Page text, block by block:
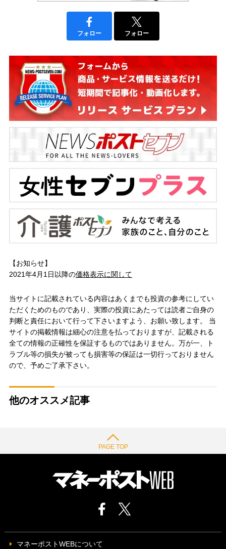
フォロー フォロー
【お知らせ】
2021年4月1日以降の価格表示に関して
当サイトに記載されている内容はあくまでも投資の参考にしてい
ただくためのものであり、実際の投資にあたっては読者ご自身の
判断と責任において行って下さいますよう、お願い致します。 当
サイトの掲載情報は細心の注意を払っておりますが、記載される
全ての情報の正確性を保証するものではありません。万が一、ト
ラブル等の損失が被っても損害等の保証は一切行っておりません
ので、予めご了承下さい。
他のオススメ記事
PAGE TOP
マネーポストWEBについて